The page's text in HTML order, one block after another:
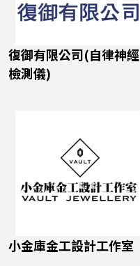
復御有限公司(自律神經
檢測儀)
小金庫金工設計工作室